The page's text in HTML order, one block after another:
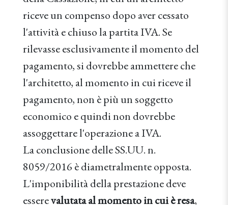
riceve un compenso dopo aver cessato
l'attività e chiuso la partita IVA. Se
rilevasse esclusivamente il momento del
pagamento, si dovrebbe ammettere che
l'architetto, al momento in cui riceve il
pagamento, non è più un soggetto
economico e quindi non dovrebbe
assoggettare l'operazione a IVA.
La conclusione delle SS.UU. n.
8059/2016 è diametralmente opposta.
L'imponibilità della prestazione deve
esserevalutata al momento in cui è resa,